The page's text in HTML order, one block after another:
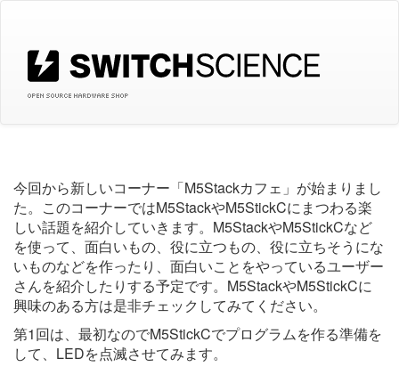
今回から新しいコーナー「M5Stackカフェ」が始まりまし
た。このコーナーではM5StackやM5StickCにまつわる楽
しい話題を紹介していきます。M5StackやM5StickCなど
を使って、面白いもの、役に立つもの、役に立ちそうにな
いものなどを作ったり、面白いことをやっているユーザー
さんを紹介したりする予定です。M5StackやM5StickCに
興味のある方は是非チェックしてみてください。
第1回は、最初なのでM5StickCでプログラムを作る準備を
して、LEDを点滅させてみます。